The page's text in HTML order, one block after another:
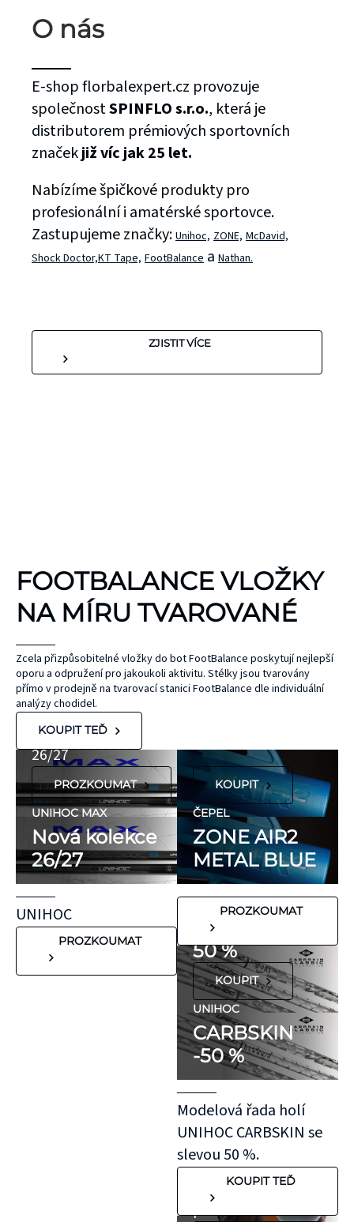
O nás
E-shop florbalexpert.cz provozuje
společnostSPINFLO s.r.o., která je
distributorem prémiových sportovních
značekjiž víc jak 25 let.
Nabízíme špičkové produkty pro
profesionální i amatérské sportovce.
Zastupujeme značky: Unihoc, ZONE, McDavid,
Shock Doctor,KT Tape, FootBalance a Nathan.
ZJISTIT VÍCE
FOOTBALANCE VLOŽKY
NA MÍRU TVAROVANÉ
Zcela přizpůsobitelné vložky do bot FootBalance poskytují nejlepší
oporu a odpružení pro jakoukoli aktivitu. Stélky jsou tvarovány
přímo v prodejně na tvarovací stanici FootBalance dle individuální
analýzy chodidel.
KOUPIT TEĎ
UNIHOC
MAX
Nová kolekce
26/27
PROZKOUMAT
UNIHOC MAX
Nová kolekce
26/27
UNIHOC
PROZKOUMAT
ČEPEL
ZONE
KOUPIT
ČEPEL
ZONE AIR2
METAL BLUE
PROZKOUMAT
FLORBALOVÉ HOLE
UNIHOC
CARBSKIN
SE SLEVOU
50 %
KOUPIT
UNIHOC
CARBSKIN
-50 %
Modelová řada holí
UNIHOC CARBSKIN se
slevou 50 %.
KOUPIT TEĎ
KINEZIOLOGICKÉ
TEJPY
KT TAPE
bez latexu a
přírodního
hypoalergenní,
neobsahují latex
ani přírodní
kaučuk. Obsahují
minimum
potenciálně
nežádoucích látek,
které mohou
vyvolat alergické
reakce. Pokud ale
víte, že máte velmi
citlivou pokožku,
doporučujeme
otestovat malý
kousek KT pásky
aplikovaný bez
roztažení nejprve
na oblast se
"silnější"
pokožkou, jako je
koleno, nebo
předloktí.